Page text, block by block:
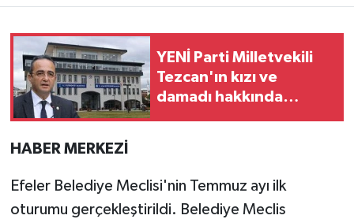
YENİ Parti Milletvekili
Tezcan'ın kızı ve
damadı hakkında
HABER MERKEZİ
Efeler Belediye Meclisi'nin Temmuz ayı ilk
oturumu gerçekleştirildi. Belediye Meclis
MAGAZİN
ÖZEL HABER
SAĞLIK
ŞİRKET HABERLERİ
SİYASET